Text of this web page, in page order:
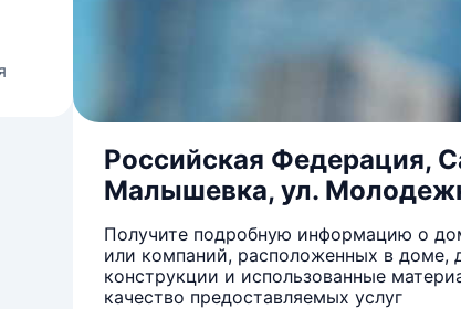
Российская Федерация,
Малышевка, ул.
Получите подробную информацию о
или компаний, расположенных в доме,
конструкции и использованные
качество предоставляемых услуг